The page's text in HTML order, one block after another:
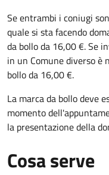
Se entrambi i coniugi
quale si sta facendo
da bollo da 16,00 €. Se
in un Comune diverso è
bollo da 16,00 €.
La marca da bollo deve
momento
la presentazione della
Cosa serve